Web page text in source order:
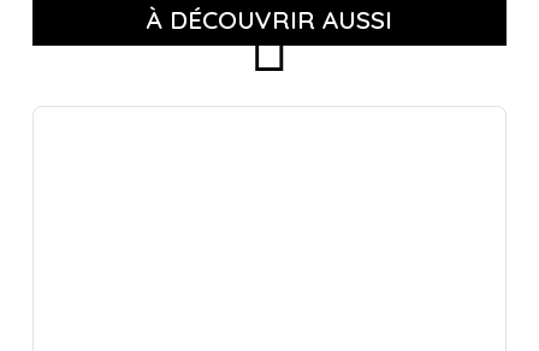
À DÉCOUVRIR AUSSI